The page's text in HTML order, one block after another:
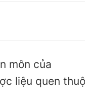
môn của
liệu quen